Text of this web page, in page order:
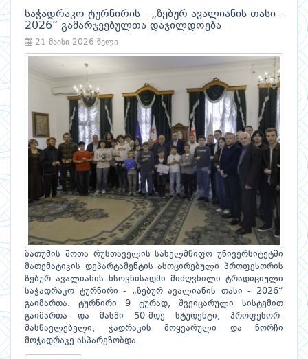
საჭადრაკო ტურნირის - „ზებურ ავალიანის თასი -
2026“ გამარჯვებულთა დაჯილდოება
21 მაისი 2026 წელი
ბათუმის შოთა რუსთაველის სახელმწიფო უნივერსიტეტში
მათემატიკის დეპარტამენტის ასოცირებული პროფესორის
ზებურ ავალიანის ხსოვნისადმი მიძღვნილი ტრადიციული
საჭადრაკო ტურნირი - „ზებურ ავალიანის თასი - 2026“
გაიმართა. ტურნირი 9 ტურად, შვეიცარული სისტემით
გაიმართა და მასში 50-მდე სტუდენტი, პროფესორ-
მასწავლებელი, ჭადრაკის მოყვარული და ნორჩი
მოჭადრაკე ასპარეზობდა.